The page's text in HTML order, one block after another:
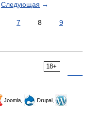
Следующая →
7 8
9
18+
Joomla,
Drupal,